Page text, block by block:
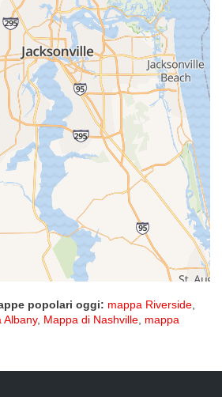
popolari oggi: mappa Riverside,
Albany, Mappa di Nashville, mappa